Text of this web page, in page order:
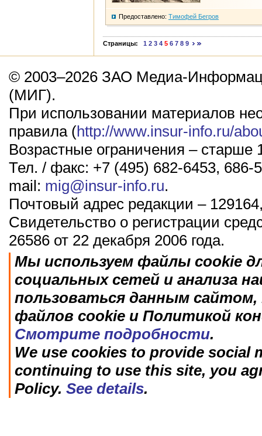
Предоставлено: Тимофей Бегров
Страницы: 1 2 3 4 5 6 7 8 9
© 2003–2026 ЗАО Медиа-
(МИГ).
При использовании материалов
правила (http://www.insur-info.ru/
Возрастные ограничения – старше
Тел. / факс: +7 (495) 682-6453, 686-
mail: mig@insur-info.ru.
Почтовый адрес редакции –
Свидетельство о регистрации
26586 от 22 декабря 2006 года.
Мы используем файлы cookie
социальных сетей и анализа
пользоваться данным
файлов cookie и Политикой
Смотрите подробности.
We use cookies to provide social
continuing to use this site, you
Policy. See details.